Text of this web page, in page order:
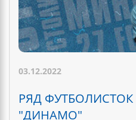
03.12.2022
РЯД
"ДИНАМО"